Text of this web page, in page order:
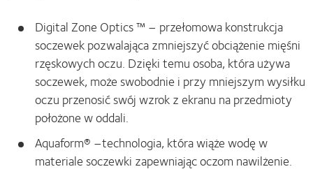
Digital Zone Optics ™ – przełomowa konstrukcja
soczewek pozwalająca zmniejszyć obciążenie mięśni
rzęskowych oczu. Dzięki temu osoba, która używa
soczewek, może swobodnie i przy mniejszym wysiłku
oczu przenosić swój wzrok z ekranu na przedmioty
położone w oddali.
Aquaform® –technologia, która wiąże wodę w
materiale soczewki zapewniając oczom nawilżenie.